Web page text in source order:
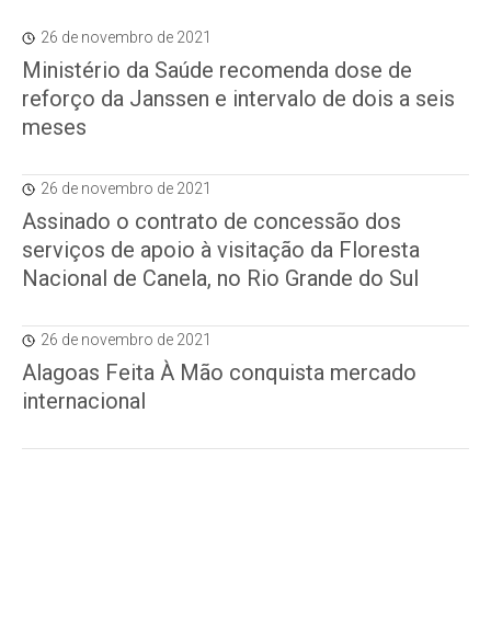
26 de novembro de 2021
Ministério da Saúde recomenda dose de
reforço da Janssen e intervalo de dois a seis
meses
26 de novembro de 2021
Assinado o contrato de concessão dos
serviços de apoio à visitação da Floresta
Nacional de Canela, no Rio Grande do Sul
26 de novembro de 2021
Alagoas Feita À Mão conquista mercado
internacional